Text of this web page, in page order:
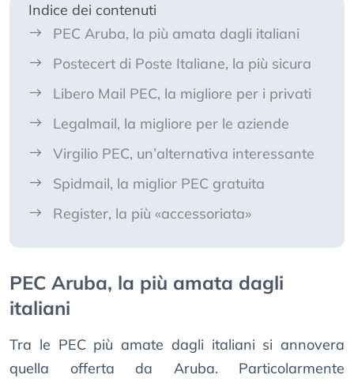
Indice dei contenuti
PEC Aruba, la più amata dagli italiani
Postecert di Poste Italiane, la più sicura
Libero Mail PEC, la migliore per i privati
Legalmail, la migliore per le aziende
Virgilio PEC, un’alternativa interessante
Spidmail, la miglior PEC gratuita
Register, la più «accessoriata»
PEC Aruba, la più amata dagli
italiani
Tra le PEC più amate dagli italiani si annovera
quella offerta da Aruba. Particolarmente